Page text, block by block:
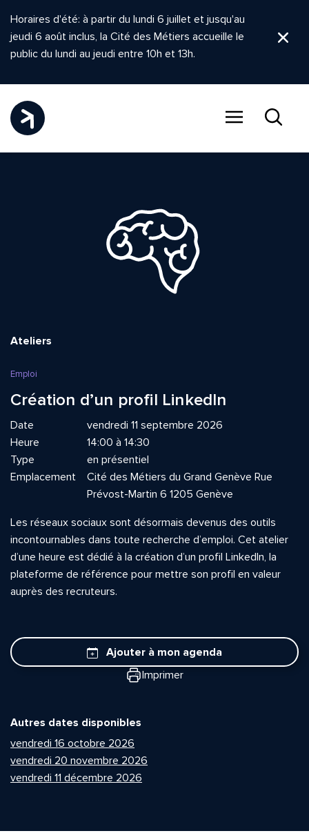
Horaires d'été: à partir du lundi 6 juillet et jusqu'au
jeudi 6 août inclus, la Cité des Métiers accueille le
public du lundi au jeudi entre 10h et 13h.
Ateliers
Emploi
Création d’un profil LinkedIn
Date
vendredi 11 septembre 2026
Heure
14:00 à 14:30
Type
en présentiel
Emplacement
Cité des Métiers du Grand Genève Rue
Prévost-Martin 6 1205 Genève
Les réseaux sociaux sont désormais devenus des outils
incontournables dans toute recherche d’emploi. Cet atelier
d’une heure est dédié à la création d’un profil LinkedIn, la
plateforme de référence pour mettre son profil en valeur
auprès des recruteurs.
Ajouter à mon agenda
Imprimer
Autres dates disponibles
vendredi 16 octobre 2026
vendredi 20 novembre 2026
vendredi 11 décembre 2026